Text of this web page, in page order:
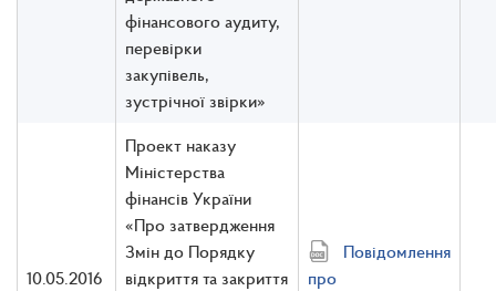
фінансового аудиту,
перевірки
закупівель,
зустрічної звірки»
10.05.2016
Проект наказу
Міністерства
фінансів України
«Про затвердження
Змін до Порядку
відкриття та закриття
Повідомлення
про